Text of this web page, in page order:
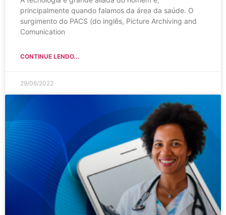
principalmente quando falamos da área da saúde. O
surgimento do PACS (do inglês, Picture Archiving and
Comunication
CONTINUE LENDO...
29/06/2022